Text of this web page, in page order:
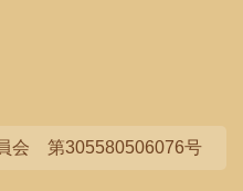
会 第305580506076号